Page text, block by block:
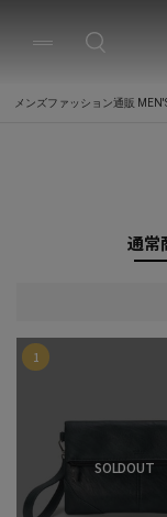
メンズファッション通販
通常
1
SOLDOUT